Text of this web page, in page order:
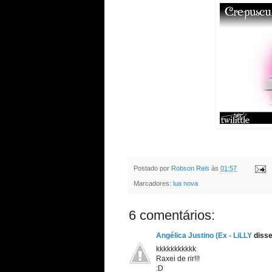
Postado por Robson Reis às 01:57
Marcadores: lua nova
6 comentários:
Angélica Justino (Ex - LiLLY
kkkkkkkkkkk
Raxei de rir!!!
:D